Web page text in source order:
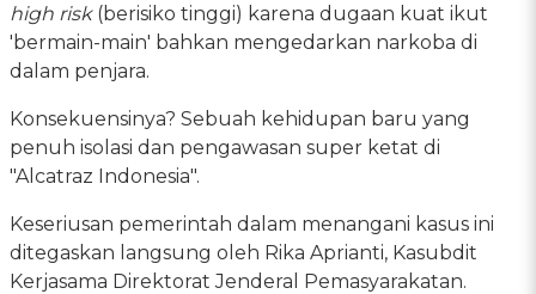
high risk(berisiko tinggi) karena dugaan kuat ikut
'bermain-main' bahkan mengedarkan narkoba di
dalam penjara.
Konsekuensinya? Sebuah kehidupan baru yang
penuh isolasi dan pengawasan super ketat di
"Alcatraz Indonesia".
Keseriusan pemerintah dalam menangani kasus ini
ditegaskan langsung oleh Rika Aprianti, Kasubdit
Kerjasama Direktorat Jenderal Pemasyarakatan.